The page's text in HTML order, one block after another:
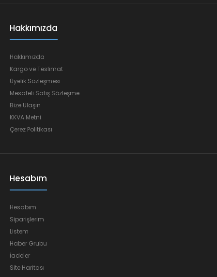
Hakkımızda
Hakkımızda
Kargo ve Teslimat
Üyelik Sözleşmesi
Mesafeli Satış Sözleşme
Bize Ulaşın
KKVA Metni
Çerez Politikası
Hesabım
Hesabım
Siparişlerim
Listem
Haber Grubu
İadeler
Site Haritası